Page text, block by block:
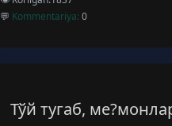
💬 Kommentariya: 0
Тўй тугаб,